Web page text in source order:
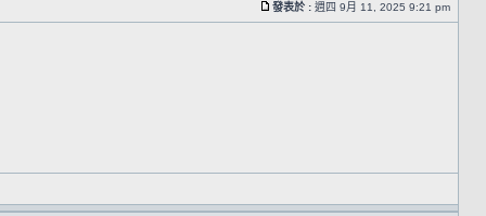
發表於 : 週四 9月 11, 2025 9:21 pm